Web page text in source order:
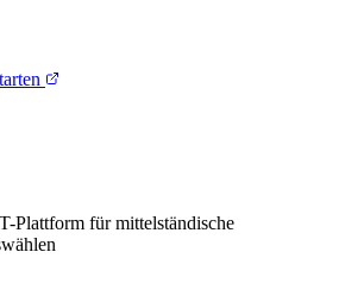
Plattform für mittelständische